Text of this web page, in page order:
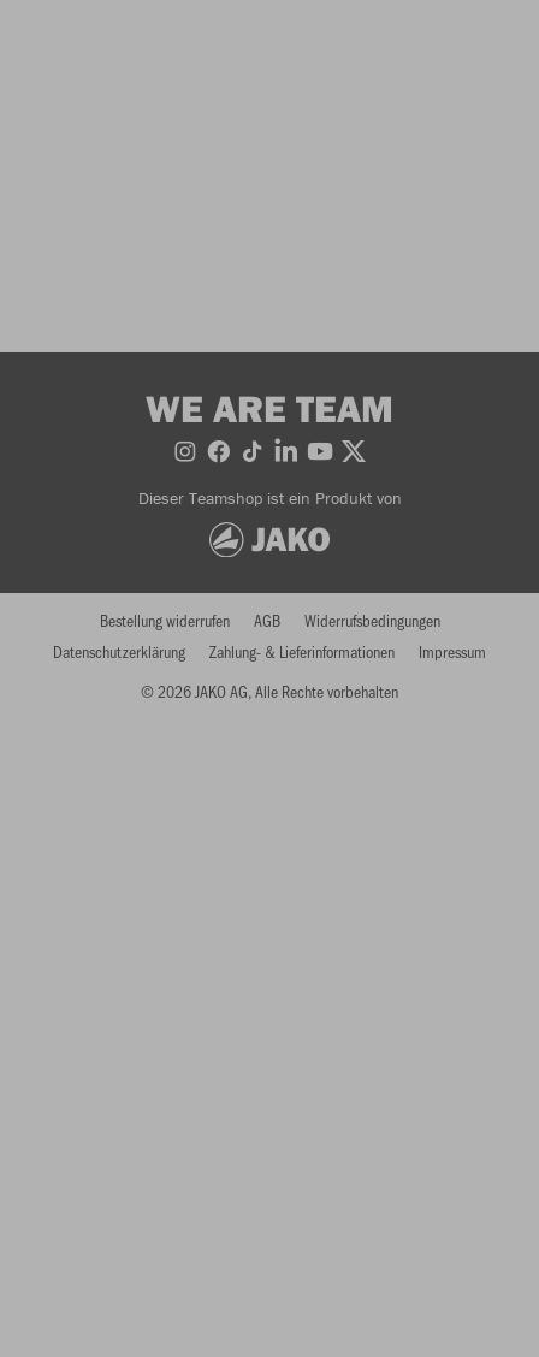
WE ARE TEAM
Dieser Teamshop ist ein Produkt von
© 2026 JAKO AG, Alle Rechte vorbehalten
Bestellung widerrufen AGB
Widerrufsbedingungen
Datenschutzerklärung
Zahlung- & Lieferinformationen Impressum